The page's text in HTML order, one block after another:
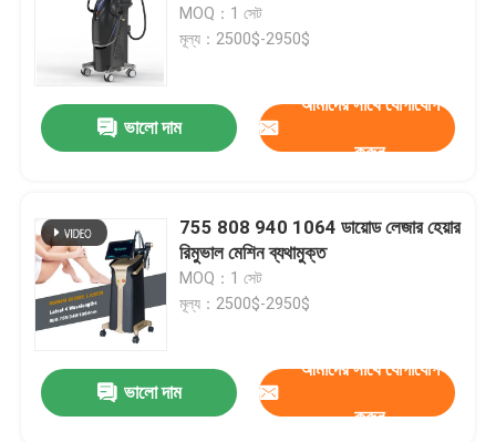
MOQ：1 সেট
মূল্য：2500$-2950$
ভালো দাম
আমাদের সাথে যোগাযোগ
করুন
755 808 940 1064 ডায়োড লেজার হেয়ার
রিমুভাল মেশিন ব্যথামুক্ত
MOQ：1 সেট
মূল্য：2500$-2950$
ভালো দাম
আমাদের সাথে যোগাযোগ
করুন